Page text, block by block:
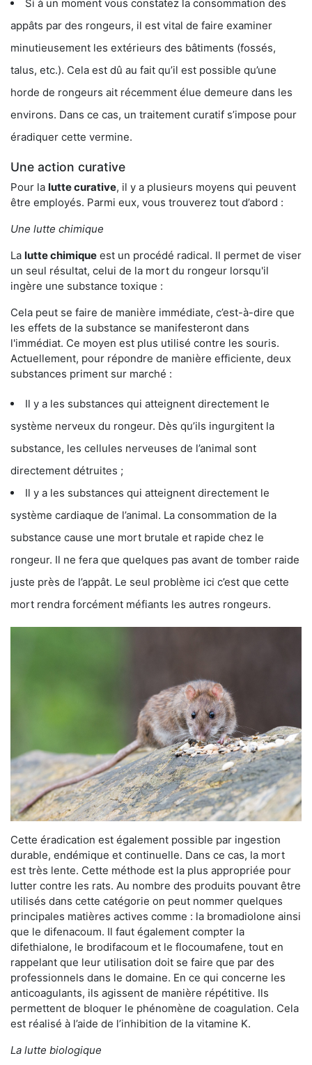
Si à un moment vous constatez la consommation des
appâts par des rongeurs, il est vital de faire examiner
minutieusement les extérieurs des bâtiments (fossés,
talus, etc.). Cela est dû au fait qu’il est possible qu’une
horde de rongeurs ait récemment élue demeure dans les
environs. Dans ce cas, un traitement curatif s’impose pour
éradiquer cette vermine.
Une action curative
Pour la lutte curative, il y a plusieurs moyens qui peuvent
être employés. Parmi eux, vous trouverez tout d’abord :
Une lutte chimique
La lutte chimique est un procédé radical. Il permet de viser
un seul résultat, celui de la mort du rongeur lorsqu'il
ingère une substance toxique :
Cela peut se faire de manière immédiate, c’est-à-dire que
les effets de la substance se manifesteront dans
l'immédiat. Ce moyen est plus utilisé contre les souris.
Actuellement, pour répondre de manière efficiente, deux
substances priment sur marché :
Il y a les substances qui atteignent directement le
système nerveux du rongeur. Dès qu’ils ingurgitent la
substance, les cellules nerveuses de l’animal sont
directement détruites ;
Il y a les substances qui atteignent directement le
système cardiaque de l’animal. La consommation de la
substance cause une mort brutale et rapide chez le
rongeur. Il ne fera que quelques pas avant de tomber raide
juste près de l’appât. Le seul problème ici c’est que cette
mort rendra forcément méfiants les autres rongeurs.
Cette éradication est également possible par ingestion
durable, endémique et continuelle. Dans ce cas, la mort
est très lente. Cette méthode est la plus appropriée pour
lutter contre les rats. Au nombre des produits pouvant être
utilisés dans cette catégorie on peut nommer quelques
principales matières actives comme : la bromadiolone ainsi
que le difenacoum. Il faut également compter la
difethialone, le brodifacoum et le flocoumafene, tout en
rappelant que leur utilisation doit se faire que par des
professionnels dans le domaine. En ce qui concerne les
anticoagulants, ils agissent de manière répétitive. Ils
permettent de bloquer le phénomène de coagulation. Cela
est réalisé à l’aide de l’inhibition de la vitamine K.
La lutte biologique